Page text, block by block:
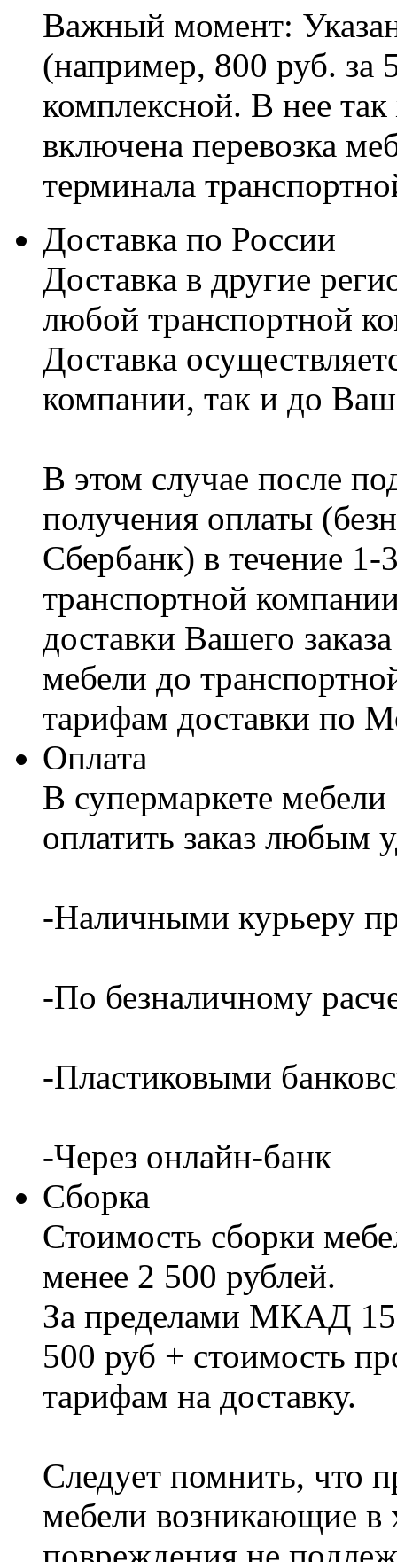
Важный момент:
(например, 800 руб. за
комплексной. В нее
включена перевозка
терминала
Доставка по России
Доставка в другие
любой транспортной
Доставка
компании, так и до
В этом случае после
получения оплаты
Сбербанк) в течение
транспортной
доставки Вашего
мебели до
тарифам доставки по
Оплата
В супермаркете
оплатить заказ любым
-Наличными курьеру
-По безналичному
-Пластиковыми
-Через онлайн-банк
Сборка
Стоимость сборки
менее 2 500 рублей.
За пределами МКАД
500 руб + стоимость
тарифам на доставку.
Следует помнить, что
мебели возникающие в